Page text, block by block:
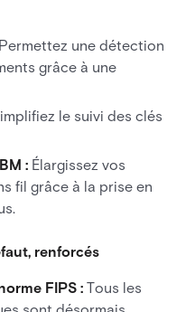
Permettez une détection
grâce à une
le suivi des clés
: Élargissez vos
fil grâce à la prise en
renforcés
FIPS : Tous les